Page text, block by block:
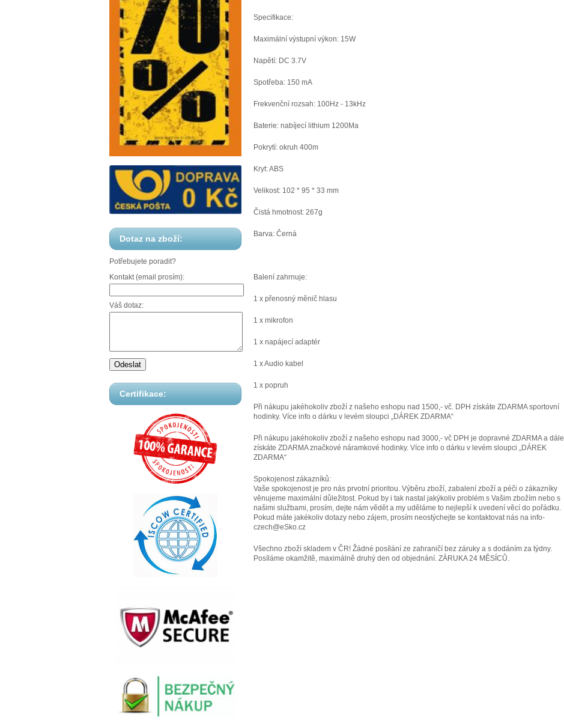
Dotaz na zboží:
Potřebujete poradit?
Kontakt (email prosím):
Váš dotaz:
Certifikace:
Specifikace:
Maximální výstupní výkon: 15W
Napětí: DC 3.7V
Spotřeba: 150 mA
Frekvenční rozsah: 100Hz - 13kHz
Baterie: nabíjecí lithium 1200Ma
Pokrytí: okruh 400m
Kryt: ABS
Velikost: 102 * 95 * 33 mm
Čistá hmotnost: 267g
Barva: Černá
Balení zahrnuje:
1 x přenosný měnič hlasu
1 x mikrofon
1 x napájecí adaptér
1 x Audio kabel
1 x popruh
Při nákupu jakéhokoliv zboží z našeho eshopu nad 1500,- vč. DPH získáte ZDARMA sportovní
hodinky. Více info o dárku v levém sloupci „DÁREK ZDARMA“
Při nákupu jakéhokoliv zboží z našeho eshopu nad 3000,- vč DPH je dopravné ZDARMA a dále
získáte ZDARMA značkové náramkové hodinky. Více info o dárku v levém sloupci „DÁREK
ZDARMA“
Spokojenost zákazníků:
Vaše spokojenost je pro nás prvotní prioritou. Výběru zboží, zabalení zboží a péči o zákazníky
věnujeme maximální důležitost. Pokud by i tak nastal jakýkoliv problém s Vašim zbožím nebo s
našimi službami, prosím, dejte nám vědět a my uděláme to nejlepší k uvedení věcí do pořádku.
Pokud máte jakékoliv dotazy nebo zájem, prosím neostýchejte se kontaktovat nás na info-
czech@eSko.cz
Všechno zboží skladem v ČR! Žádné posílání ze zahraničí bez záruky a s dodáním za týdny.
Posíláme okamžitě, maximálně druhý den od objednání. ZÁRUKA 24 MĚSÍCŮ.